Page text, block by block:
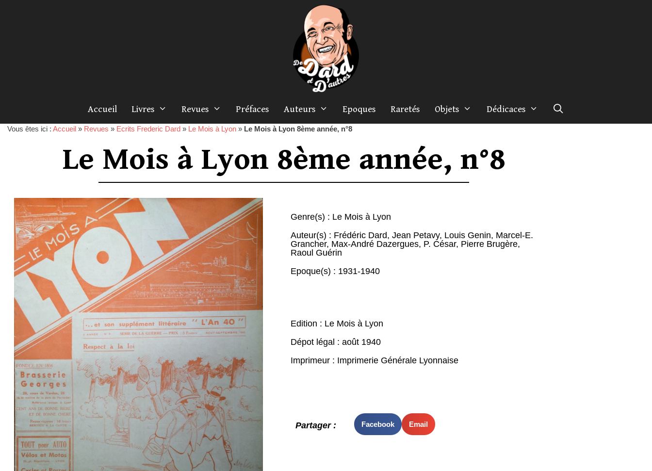
Accueil Livres Revues Préfaces Auteurs Epoques Raretés Objets Dédicaces
Vous êtes ici : Accueil » Revues » Ecrits Frederic Dard » Le Mois à Lyon » Le Mois à Lyon 8ème année, n°8
Le Mois à Lyon 8ème année, n°8
Genre(s) : Le Mois à Lyon
Auteur(s) : Frédéric Dard, Jean Petavy, Louis Genin, Marcel-E.
Grancher, Max-André Dazergues, P. César, Pierre Brugère,
Raoul Guérin
Epoque(s) : 1931-1940
Edition : Le Mois à Lyon
Dépot légal : août 1940
Imprimeur : Imprimerie Générale Lyonnaise
Partager : Facebook Email